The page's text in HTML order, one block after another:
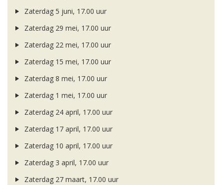
Zaterdag 5 juni, 17.00 uur
Zaterdag 29 mei, 17.00 uur
Zaterdag 22 mei, 17.00 uur
Zaterdag 15 mei, 17.00 uur
Zaterdag 8 mei, 17.00 uur
Zaterdag 1 mei, 17.00 uur
Zaterdag 24 april, 17.00 uur
Zaterdag 17 april, 17.00 uur
Zaterdag 10 april, 17.00 uur
Zaterdag 3 april, 17.00 uur
Zaterdag 27 maart, 17.00 uur